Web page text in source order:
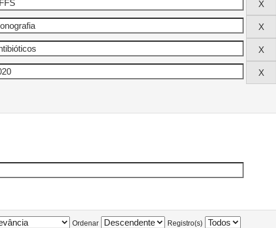
Ordenar Registro(s)